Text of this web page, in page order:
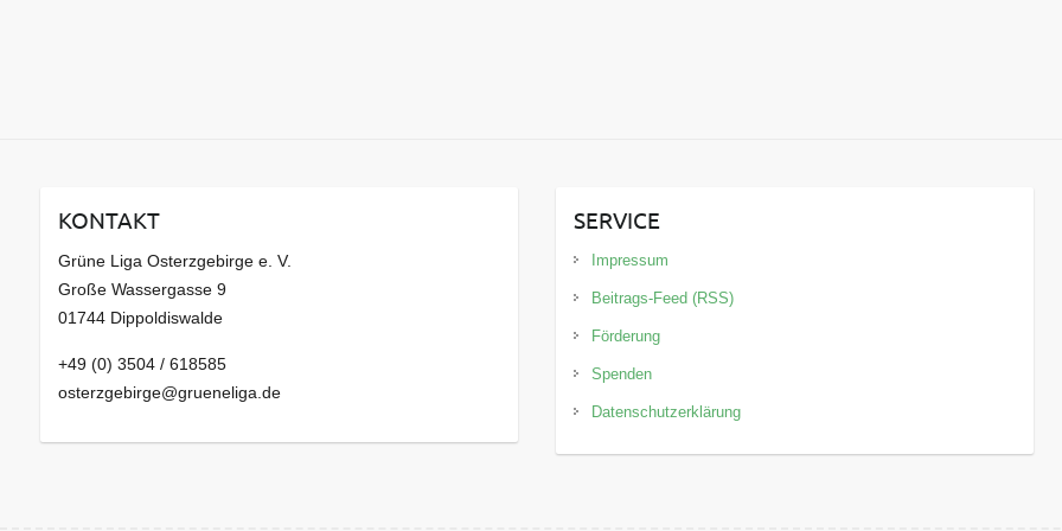
KONTAKT
Grüne Liga Osterzgebirge e. V.
Große Wassergasse 9
01744 Dippoldiswalde
+49 (0) 3504 / 618585
osterzgebirge@grueneliga.de
SERVICE
Impressum
Beitrags-Feed (RSS)
Förderung
Spenden
Datenschutzerklärung